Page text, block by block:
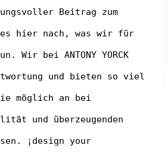
Beitrag zum
hier nach, was wir für
Wir bei ANTONY YORCK
und bieten so viel
möglich an bei
und überzeugenden
¡design your